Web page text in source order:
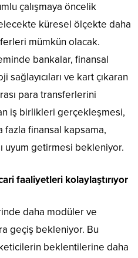
çalışmaya öncelik
küresel ölçekte daha
mümkün olacak.
bankalar, finansal
ve kart çıkaran
para transferlerini
iş birlikleri gerçekleşmesi,
finansal kapsama,
uyum getirmesi bekleniyor.
faaliyetleri kolaylaştırıyor
daha modüler ve
geçiş bekleniyor. Bu
beklentilerine daha